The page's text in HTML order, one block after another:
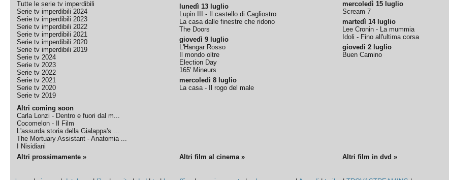
Tutte le serie tv imperdibili
Serie tv imperdibili 2024
Serie tv imperdibili 2023
Serie tv imperdibili 2022
Serie tv imperdibili 2021
Serie tv imperdibili 2020
Serie tv imperdibili 2019
Serie tv 2024
Serie tv 2023
Serie tv 2022
Serie tv 2021
Serie tv 2020
Serie tv 2019
Altri coming soon
Carla Lonzi - Dentro e fuori dal m...
Cocomelon - Il Film
L'assurda storia della Gialappa's ...
The Mortuary Assistant - Anatomia ...
I Nisidiani
lunedì 13 luglio
Lupin III - Il castello di Cagliostro
La casa dalle finestre che ridono
The Doors
giovedì 9 luglio
L'Hangar Rosso
Il mondo oltre
Election Day
165' Mineurs
mercoledì 8 luglio
La casa - Il rogo del male
mercoledì 15 luglio
Scream 7
martedì 14 luglio
Lee Cronin - La mummia
Idoli - Fino all'ultima corsa
giovedì 2 luglio
Buen Camino
Altri prossimamente » Altri film al cinema » Altri film in dvd »